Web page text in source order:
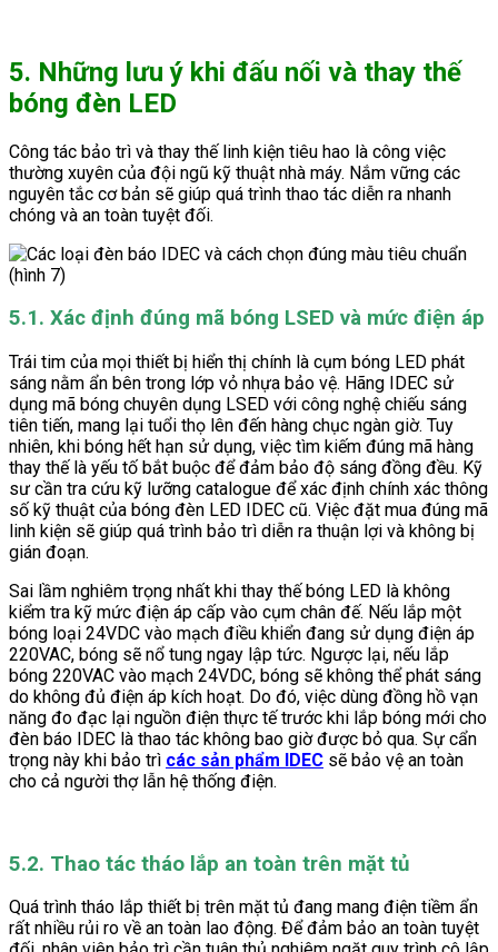
5. Những lưu ý khi đấu nối và thay thế
bóng đèn LED
Công tác bảo trì và thay thế linh kiện tiêu hao là công việc
thường xuyên của đội ngũ kỹ thuật nhà máy. Nắm vững các
nguyên tắc cơ bản sẽ giúp quá trình thao tác diễn ra nhanh
chóng và an toàn tuyệt đối.
5.1. Xác định đúng mã bóng LSED và mức điện áp
Trái tim của mọi thiết bị hiển thị chính là cụm bóng LED phát
sáng nằm ẩn bên trong lớp vỏ nhựa bảo vệ. Hãng IDEC sử
dụng mã bóng chuyên dụng LSED với công nghệ chiếu sáng
tiên tiến, mang lại tuổi thọ lên đến hàng chục ngàn giờ. Tuy
nhiên, khi bóng hết hạn sử dụng, việc tìm kiếm đúng mã hàng
thay thế là yếu tố bắt buộc để đảm bảo độ sáng đồng đều. Kỹ
sư cần tra cứu kỹ lưỡng catalogue để xác định chính xác thông
số kỹ thuật của bóng đèn LED IDEC cũ. Việc đặt mua đúng mã
linh kiện sẽ giúp quá trình bảo trì diễn ra thuận lợi và không bị
gián đoạn.
Sai lầm nghiêm trọng nhất khi thay thế bóng LED là không
kiểm tra kỹ mức điện áp cấp vào cụm chân đế. Nếu lắp một
bóng loại 24VDC vào mạch điều khiển đang sử dụng điện áp
220VAC, bóng sẽ nổ tung ngay lập tức. Ngược lại, nếu lắp
bóng 220VAC vào mạch 24VDC, bóng sẽ không thể phát sáng
do không đủ điện áp kích hoạt. Do đó, việc dùng đồng hồ vạn
năng đo đạc lại nguồn điện thực tế trước khi lắp bóng mới cho
đèn báo IDEC là thao tác không bao giờ được bỏ qua. Sự cẩn
trọng này khi bảo trì các sản phẩm IDEC sẽ bảo vệ an toàn
cho cả người thợ lẫn hệ thống điện.
5.2. Thao tác tháo lắp an toàn trên mặt tủ
Quá trình tháo lắp thiết bị trên mặt tủ đang mang điện tiềm ẩn
rất nhiều rủi ro về an toàn lao động. Để đảm bảo an toàn tuyệt